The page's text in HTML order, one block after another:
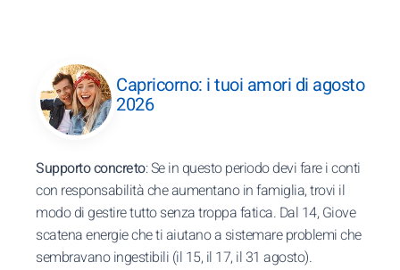
Capricorno: i tuoi amori di agosto
2026
Supporto concreto: Se in questo periodo devi fare i conti
con responsabilità che aumentano in famiglia, trovi il
modo di gestire tutto senza troppa fatica. Dal 14, Giove
scatena energie che ti aiutano a sistemare problemi che
sembravano ingestibili (il 15, il 17, il 31 agosto).